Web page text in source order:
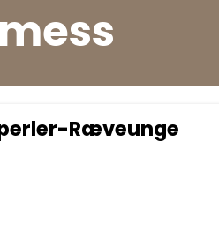
Ræveunge